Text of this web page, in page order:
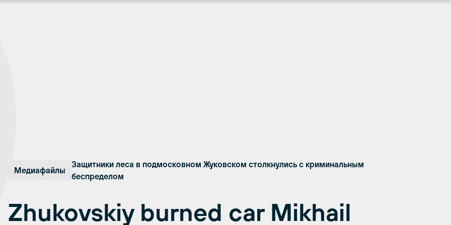
Медиафайлы
Защитники леса в подмосковном Жуковском столкнулись с криминальным
беспределом
Zhukovskiy burned car Mikhail